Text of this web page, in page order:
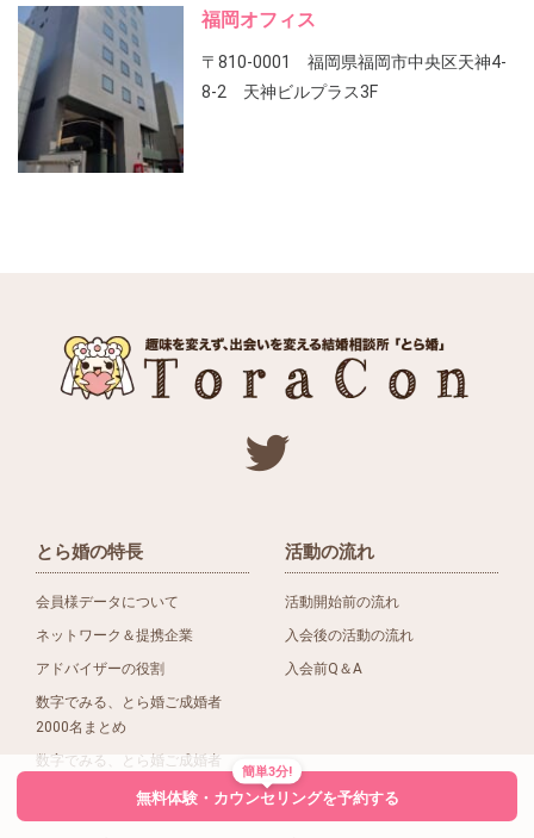
福岡オフィス
〒810-0001 福岡県福岡市中央区天神4-
8-2 天神ビルプラス3F
とら婚の特長
会員様データについて
ネットワーク＆提携企業
アドバイザーの役割
数字でみる、とら婚ご成婚者
2000名まとめ
数字でみる、とら婚ご成婚者
活動の流れ
活動開始前の流れ
入会後の活動の流れ
入会前Q＆A
簡単3分!
無料体験・カウンセリングを予約する